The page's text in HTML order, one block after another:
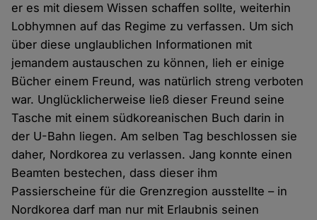
er es mit diesem Wissen schaffen sollte, weiterhin
Lobhymnen auf das Regime zu verfassen. Um sich
über diese unglaublichen Informationen mit
jemandem austauschen zu können, lieh er einige
Bücher einem Freund, was natürlich streng verboten
war. Unglücklicherweise ließ dieser Freund seine
Tasche mit einem südkoreanischen Buch darin in
der U-Bahn liegen. Am selben Tag beschlossen sie
daher, Nordkorea zu verlassen. Jang konnte einen
Beamten bestechen, dass dieser ihm
Passierscheine für die Grenzregion ausstellte – in
Nordkorea darf man nur mit Erlaubnis seinen